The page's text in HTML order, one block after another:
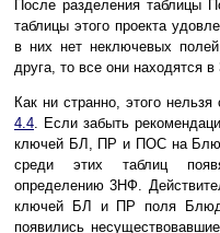
После разделения таблицы
таблицы этого проекта
в них нет неключевых
друга, то все они находятся
Как ни странно, этого
4.4. Если забыть
ключей БЛ, ПР и ПОС на
среди этих таблиц
определению 3НФ.
ключей БЛ и ПР поля
появились